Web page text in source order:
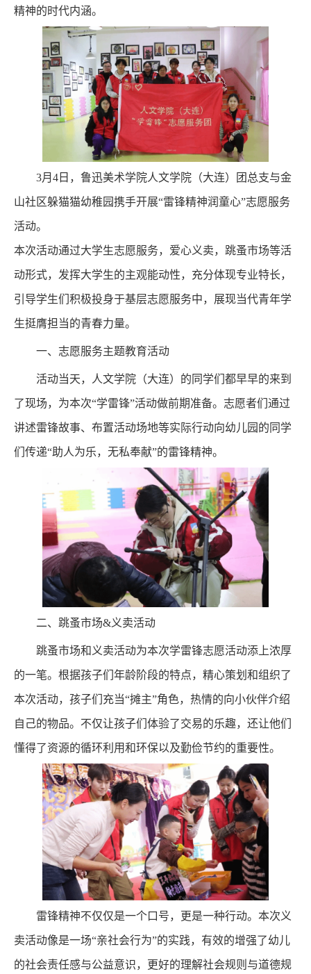
精神的时代内涵。
3月4日，鲁迅美术学院人文学院（大连）团总支与金
山社区躲猫猫幼稚园携手开展“雷锋精神润童心”志愿服务
活动。
本次活动通过大学生志愿服务，爱心义卖，跳蚤市场等活
动形式，发挥大学生的主观能动性，充分体现专业特长，
引导学生们积极投身于基层志愿服务中，展现当代青年学
生挺膺担当的青春力量。
一、志愿服务主题教育活动
活动当天，人文学院（大连）的同学们都早早的来到
了现场，为本次“学雷锋”活动做前期准备。志愿者们通过
讲述雷锋故事、布置活动场地等实际行动向幼儿园的同学
们传递“助人为乐，无私奉献”的雷锋精神。
二、跳蚤市场&义卖活动
跳蚤市场和义卖活动为本次学雷锋志愿活动添上浓厚
的一笔。根据孩子们年龄阶段的特点，精心策划和组织了
本次活动，孩子们充当“摊主”角色，热情的向小伙伴介绍
自己的物品。不仅让孩子们体验了交易的乐趣，还让他们
懂得了资源的循环利用和环保以及勤俭节约的重要性。
雷锋精神不仅仅是一个口号，更是一种行动。本次义
卖活动像是一场“亲社会行为”的实践，有效的增强了幼儿
的社会责任感与公益意识，更好的理解社会规则与道德规